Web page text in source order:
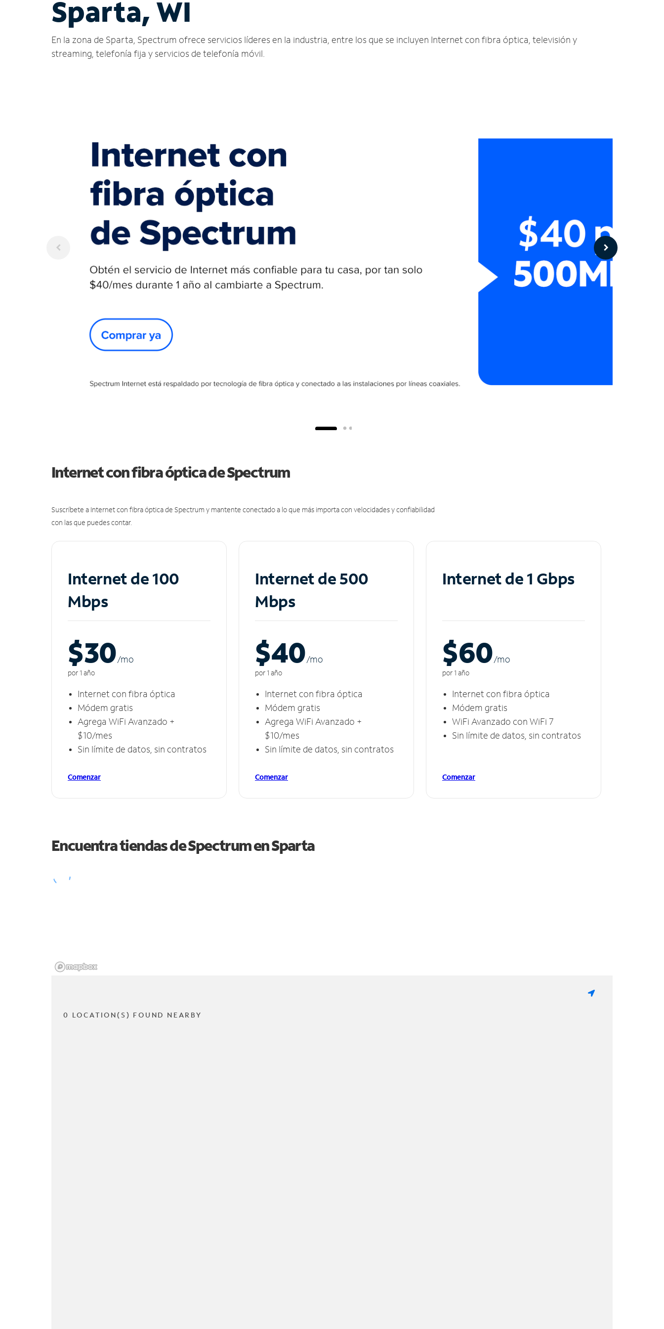
Sparta, WI
En la zona de Sparta, Spectrum ofrece servicios líderes en la industria, entre los que se incluyen Internet con fibra óptica, televisión y
streaming, telefonía fija y servicios de telefonía móvil.
Internet con fibra óptica de Spectrum
Suscríbete a Internet con fibra óptica de Spectrum y mantente conectado a lo que más importa con velocidades y confiabilidad
con las que puedes contar.
Internet de 100
Mbps
$30/mo
por 1 año
Internet con fibra óptica
Módem gratis
Agrega WiFi Avanzado +
$10/mes
Sin límite de datos, sin contratos
Comenzar
Internet de 500
Mbps
$40/mo
por 1 año
Internet con fibra óptica
Módem gratis
Agrega WiFi Avanzado +
$10/mes
Sin límite de datos, sin contratos
Comenzar
Internet de 1 Gbps
$60/mo
por 1 año
Internet con fibra óptica
Módem gratis
WiFi Avanzado con WiFi 7
Sin límite de datos, sin contratos
Comenzar
Encuentra tiendas de Spectrum enSparta
0 LOCATION(S) FOUND NEARBY